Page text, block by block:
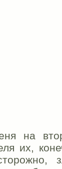
на
их,